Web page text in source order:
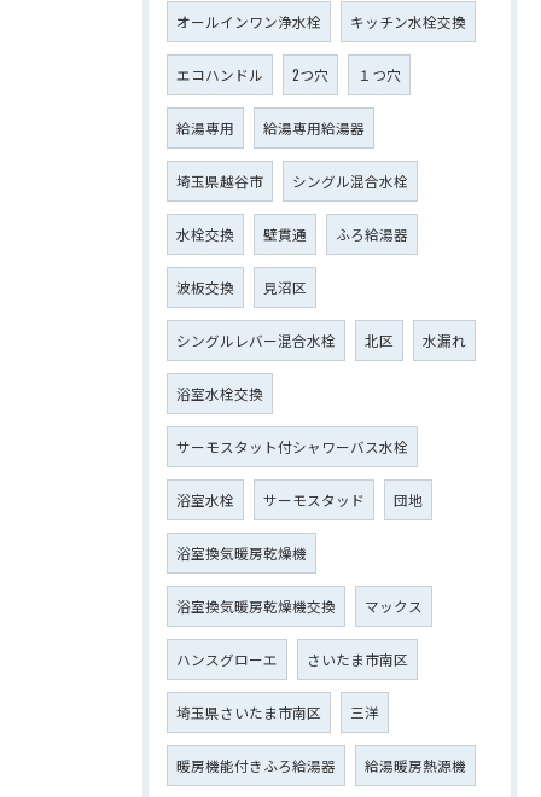
オールインワン浄水栓 キッチン水栓交換
エコハンドル 2つ穴 １つ穴
給湯専用 給湯専用給湯器
埼玉県越谷市 シングル混合水栓
水栓交換 壁貫通 ふろ給湯器
波板交換 見沼区
シングルレバー混合水栓 北区 水漏れ
浴室水栓交換
サーモスタット付シャワーバス水栓
浴室水栓 サーモスタッド 団地
浴室換気暖房乾燥機
浴室換気暖房乾燥機交換 マックス
ハンスグローエ さいたま市南区
埼玉県さいたま市南区 三洋
暖房機能付きふろ給湯器 給湯暖房熱源機